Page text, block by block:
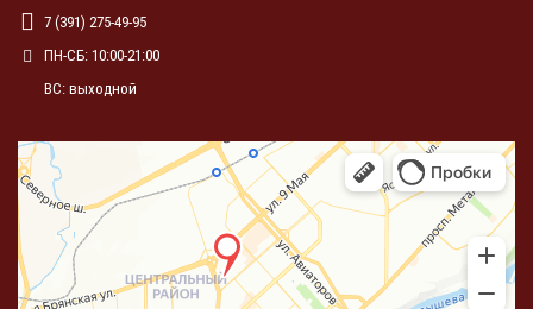
7 (391) 275-49-95
ПН-СБ: 10:00-21:00
ВС: выходной